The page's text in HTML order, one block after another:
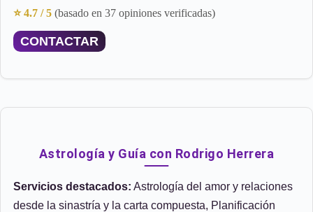
⭐ 4.7 / 5 (basado en 37 opiniones verificadas)
CONTACTAR
Astrología y Guía con Rodrigo Herrera
Servicios destacados: Astrología del amor y relaciones
desde la sinastría y la carta compuesta, Planificación